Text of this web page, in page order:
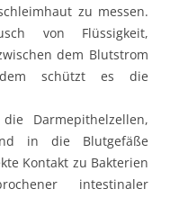
zu messen.
von Flüssigkeit,
dem Blutstrom
schützt es die
Darmepithelzellen,
in die Blutgefäße
Kontakt zu Bakterien
intestinaler